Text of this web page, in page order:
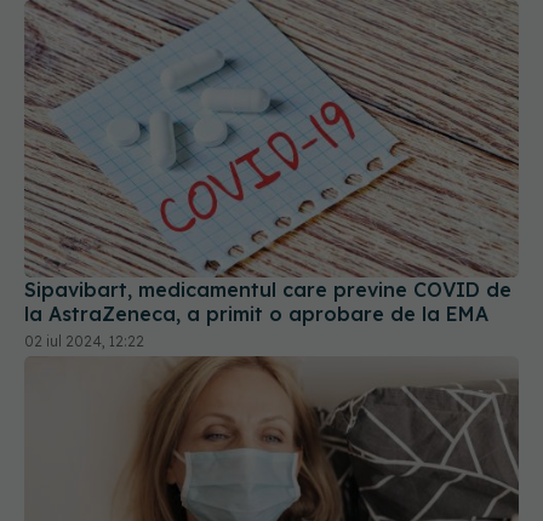
Sipavibart, medicamentul care previne COVID de
la AstraZeneca, a primit o aprobare de la EMA
02 iul 2024, 12:22